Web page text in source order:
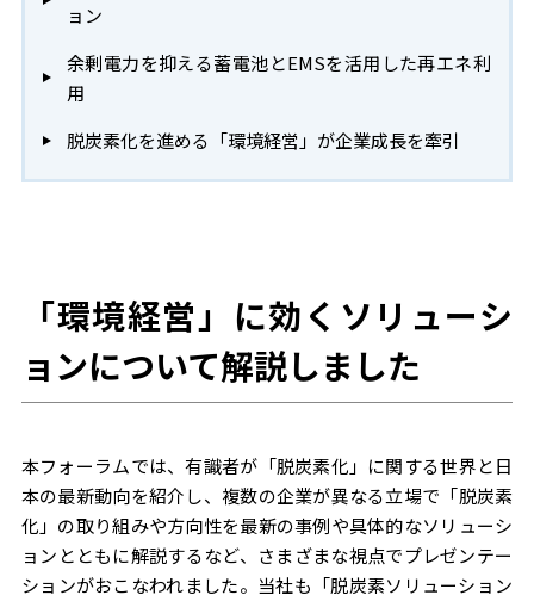
ョン
余剰電力を抑える蓄電池とEMSを活用した再エネ利
用
脱炭素化を進める「環境経営」が企業成長を牽引
「環境経営」に効くソリューシ
ョンについて解説しました
本フォーラムでは、有識者が「脱炭素化」に関する世界と日
本の最新動向を紹介し、複数の企業が異なる立場で「脱炭素
化」の取り組みや方向性を最新の事例や具体的なソリューシ
ョンとともに解説するなど、さまざまな視点でプレゼンテー
ションがおこなわれました。当社も「脱炭素ソリューション